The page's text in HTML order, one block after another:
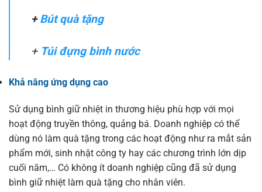
+Bút quà tặng
+ Túi đựng bình nước
Khả năng ứng dụng cao
Sử dụng bình giữ nhiệt in thương hiệu phù hợp với mọi
hoạt động truyền thông, quảng bá. Doanh nghiệp có thể
dùng nó làm quà tặng trong các hoạt động như ra mắt sản
phẩm mới, sinh nhật công ty hay các chương trình lớn dịp
cuối năm,… Có không ít doanh nghiệp cũng đã sử dụng
bình giữ nhiệt làm quà tặng cho nhân viên.